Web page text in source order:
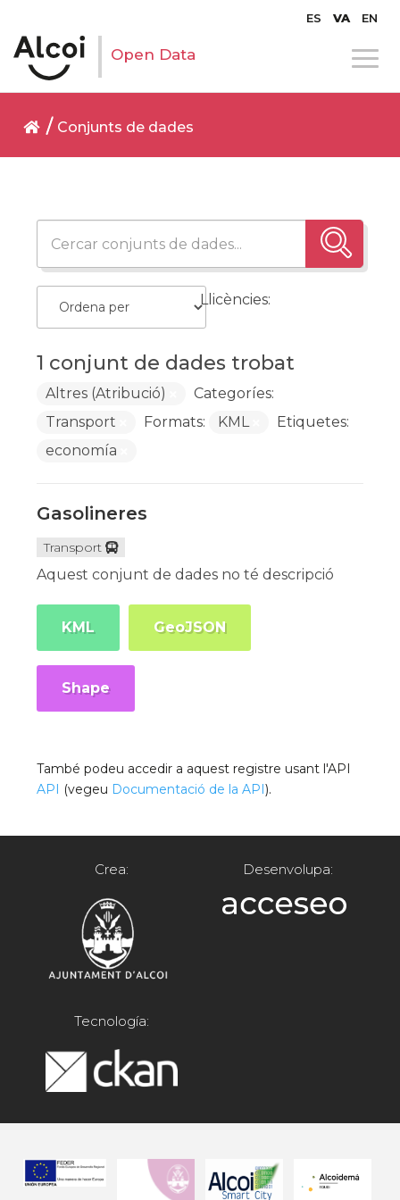
ES VA EN
Open Data
Conjunts de dades
1 conjunt de dades trobat
Llicències:
Altres (Atribució)
Categoríes:
Transport
Formats: KML
Etiquetes:
economía
Gasolineres
Transport
Aquest conjunt de dades no té descripció
KML GeoJSON
Shape
També podeu accedir a aquest registre usant l'API
API (vegeu Documentació de la API).
Crea: Desenvolupa:
Tecnología: